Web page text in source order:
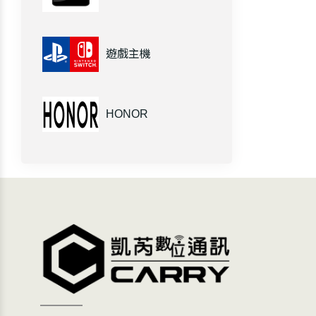
遊戲主機
HONOR